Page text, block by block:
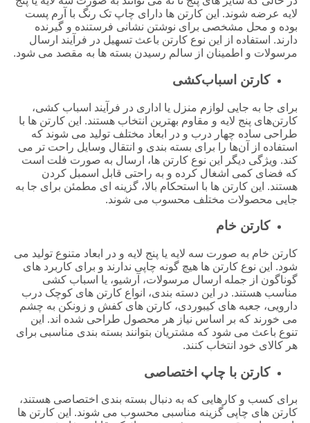
لایه عرضه شوند. این کارتن ‌ها دارای چاپ تک ‌رنگ با آرم پست
بوده و محل مشخصی برای نوشتن نشانی فرستنده و گیرنده
دارند. استفاده از این نوع کارتن باعث تسهیل در فرآیند ارسال
مرسولات و اطمینان از سالم رسیدن بسته ‌ها به مقصد می ‌شود.
کارتن اسباب‌کشی
برای جا به‌ جایی لوازم منزل یا اداری در فرآیند اسباب ‌کشی،
کارتن‌های پنج لایه و مقاوم بهترین انتخاب هستند. این کارتن ‌ها با
طراحی ساده چهار درب و در ابعاد مختلف تولید می ‌شوند که
استفاده از آن‌ها را برای بسته ‌بندی و انتقال وسایل راحت ‌تر می
‌کند. ویژگی دیگر این نوع کارتن‌ ها، ارسال به صورت فلت است
که فضای کمی اشغال کرده و به راحتی قابل اسمبل کردن
هستند. این کارتن ‌ها با استحکام بالا، گزینه ‌ای مطمئن برای جا به‌
جایی محصولات مختلف محسوب می ‌شوند.
کارتن خام
کارتن خام به صورت سه لایه یا پنج لایه و در ابعاد متنوع تولید می
‌شود. این نوع کارتن‌ ها هیچ‌ گونه چاپی ندارند و برای کاربرد های
گوناگون از جمله ارسال مرسولات، آرشیو، یا اسباب‌ کشی
مناسب هستند. در این دسته ‌بندی، انواع کارتن‌ های کوچک درب
دارویی، جعبه ‌های کیبوردی، کارتن‌ های کفش و زونکن به چشم
می ‌خورند که بر اساس نیاز هر محصول طراحی شده ‌اند. این
تنوع باعث می‌ شود که مشتریان بتوانند بسته‌ بندی مناسبی برای
هر کالای خود انتخاب کنند.
کارتن با چاپ اختصاصی
برای کسب ‌و کارهایی که به دنبال بسته ‌بندی اختصاصی هستند،
کارتن‌ های چاپی گزینه مناسبی محسوب می ‌شوند. این کارتن ‌ها